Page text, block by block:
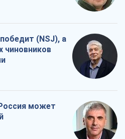
(NSJ), а
чиновников
может